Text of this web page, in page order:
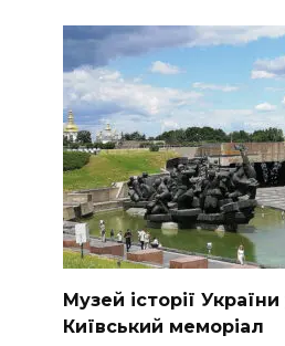
Музей історії України
Київський меморіал